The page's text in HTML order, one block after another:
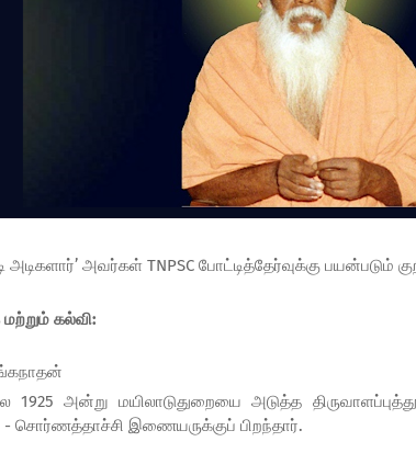
அடிகளார்’ அவர்கள் TNPSC போட்டித்தேர்வுக்கு பயன்படும்
கல்வி:
1925 அன்று மயிலாடுதுறையை அடுத்த
சொர்ணத்தாச்சி இணையருக்குப் பிறந்தார்.